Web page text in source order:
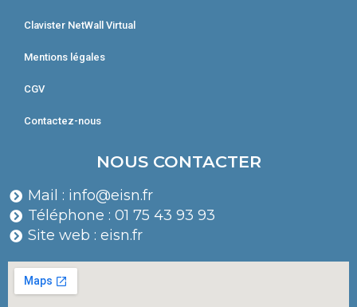
Clavister NetWall Virtual
Mentions légales
CGV
Contactez-nous
NOUS CONTACTER
Mail : info@eisn.fr
Téléphone : 01 75 43 93 93
Site web : eisn.fr